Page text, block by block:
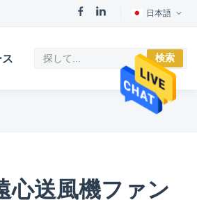
日本語
検索
心送風機ファン